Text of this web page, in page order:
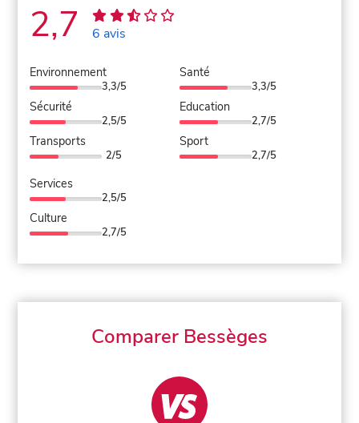
2,7 6 avis
Environnement
3,3/5
Sécurité
2,5/5
Transports
2/5
Santé
3,3/5
Education
2,7/5
Sport
2,7/5
Services
2,5/5
Culture
2,7/5
Comparer Bessèges